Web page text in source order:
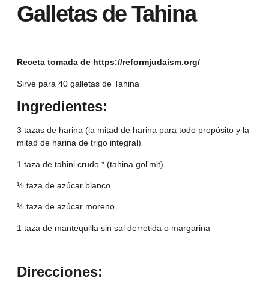
Galletas de Tahina
Receta tomada de https://reformjudaism.org/
Sirve para 40 galletas de Tahina
Ingredientes:
3 tazas de harina (la mitad de harina para todo propósito y la
mitad de harina de trigo integral)
1 taza de tahini crudo * (tahina gol’mit)
½ taza de azúcar blanco
½ taza de azúcar moreno
1 taza de mantequilla sin sal derretida o margarina
Direcciones: